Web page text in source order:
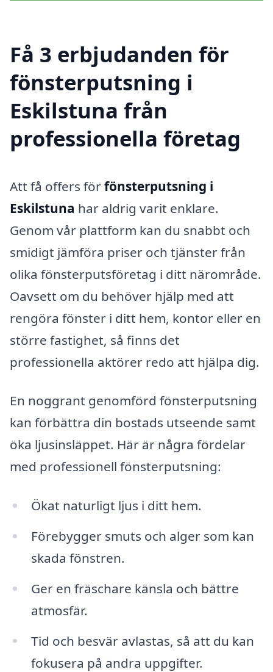
Få 3 erbjudanden för
fönsterputsning i
Eskilstuna från
professionella företag
Att få offers förfönsterputsning i
Eskilstuna har aldrig varit enklare.
Genom vår plattform kan du snabbt och
smidigt jämföra priser och tjänster från
olika fönsterputsföretag i ditt närområde.
Oavsett om du behöver hjälp med att
rengöra fönster i ditt hem, kontor eller en
större fastighet, så finns det
professionella aktörer redo att hjälpa dig.
En noggrant genomförd fönsterputsning
kan förbättra din bostads utseende samt
öka ljusinsläppet. Här är några fördelar
med professionell fönsterputsning:
Ökat naturligt ljus i ditt hem.
Förebygger smuts och alger som kan
skada fönstren.
Ger en fräschare känsla och bättre
atmosfär.
Tid och besvär avlastas, så att du kan
fokusera på andra uppgifter.